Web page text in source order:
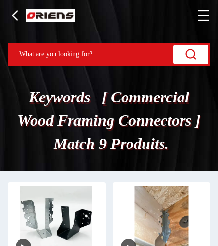
Keywords [ Commercial
Wood Framing Connectors ]
Match 9 Produits.